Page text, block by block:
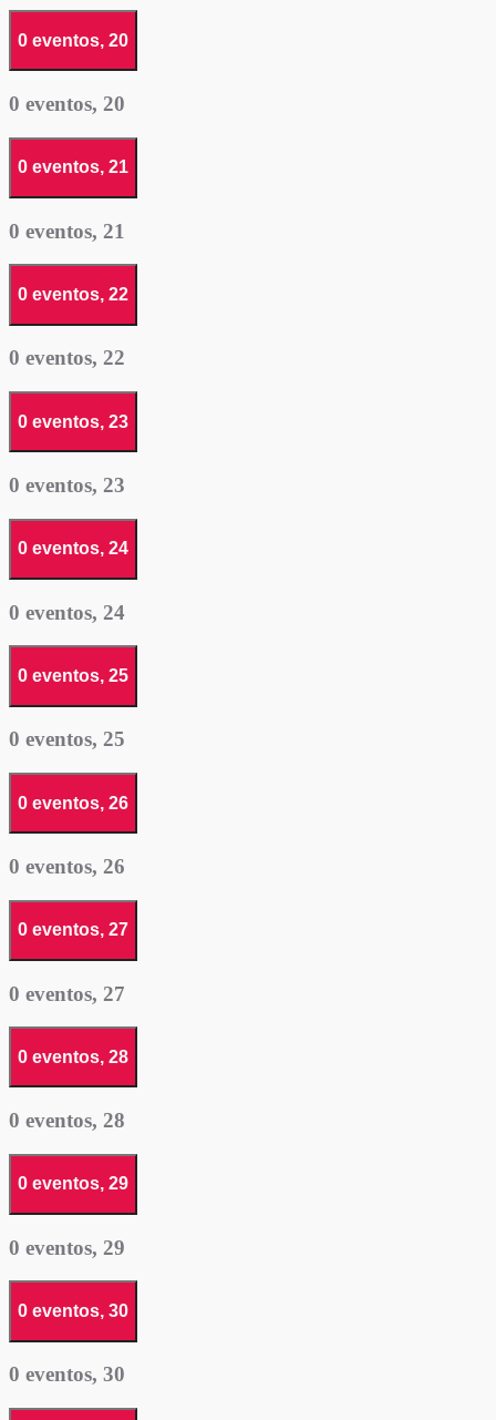
0 eventos, 20
0 eventos, 20
0 eventos, 21
0 eventos, 21
0 eventos, 22
0 eventos, 22
0 eventos, 23
0 eventos, 23
0 eventos, 24
0 eventos, 24
0 eventos, 25
0 eventos, 25
0 eventos, 26
0 eventos, 26
0 eventos, 27
0 eventos, 27
0 eventos, 28
0 eventos, 28
0 eventos, 29
0 eventos, 29
0 eventos, 30
0 eventos, 30